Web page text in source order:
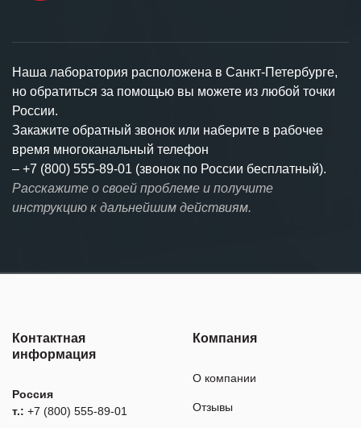
Наша лаборатория расположена в Санкт-Петербурге,
но обратиться за помощью вы можете из любой точки
России.
Закажите обратный звонок или наберите в рабочее
время многоканальный телефон
– +7 (800) 555-89-01 (звонок по России бесплатный).
Расскажите о своей проблеме и получите
инструкцию к дальнейшим действиям.
Контактная
информация
Россия
т.: +7 (800) 555-89-01
Компания
О компании
Отзывы